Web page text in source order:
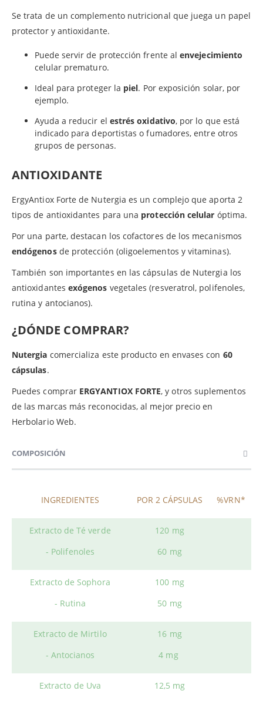
Se trata de un complemento nutricional que juega un papel
protector y antioxidante.
Puede servir de protección frente alenvejecimiento
celular prematuro.
Ideal para proteger la piel. Por exposición solar, por
ejemplo.
Ayuda a reducir el estrés oxidativo, por lo que está
indicado para deportistas o fumadores, entre otros
grupos de personas.
ANTIOXIDANTE
ErgyAntiox Forte de Nutergia es un complejo que aporta 2
tipos de antioxidantes para una protección celular óptima.
Por una parte, destacan los cofactores de los mecanismos
endógenosde protección (oligoelementos y vitaminas).
También son importantes en las cápsulas de Nutergia los
antioxidantes exógenos vegetales (resveratrol, polifenoles,
rutina y antocianos).
¿DÓNDE COMPRAR?
Nutergia comercializa este producto en envases con 60
cápsulas.
Puedes comprar ERGYANTIOX FORTE, y otros suplementos
de las marcas más reconocidas, al mejor precio en
Herbolario Web.
COMPOSICIÓN
INGREDIENTES POR 2 CÁPSULAS %VRN*
Extracto de Té verde
- Polifenoles
120 mg
60 mg
Extracto de Sophora
- Rutina
100 mg
50 mg
Extracto de Mirtilo
- Antocianos
16 mg
4 mg
Extracto de Uva 12,5 mg